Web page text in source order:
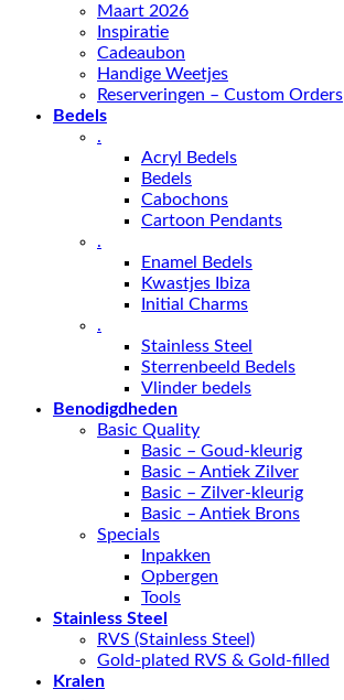
Maart 2026
Inspiratie
Cadeaubon
Handige Weetjes
Reserveringen – Custom Orders
Bedels
.
Acryl Bedels
Bedels
Cabochons
Cartoon Pendants
.
Enamel Bedels
Kwastjes Ibiza
Initial Charms
.
Stainless Steel
Sterrenbeeld Bedels
Vlinder bedels
Benodigdheden
Basic Quality
Basic – Goud-kleurig
Basic – Antiek Zilver
Basic – Zilver-kleurig
Basic – Antiek Brons
Specials
Inpakken
Opbergen
Tools
Stainless Steel
RVS (Stainless Steel)
Gold-plated RVS & Gold-filled
Kralen